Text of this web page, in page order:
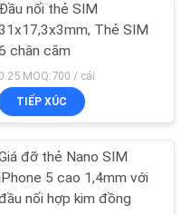
Đầu nối thẻ SIM
Thẻ SIM
chân cắm
0.25 MOQ:700 / cái
TIẾP XÚC
đỡ thẻ Nano SIM
5 cao 1,4mm với
nối hợp kim đồng